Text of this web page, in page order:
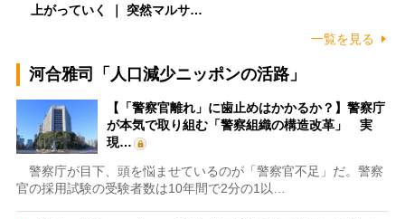
上がっていく ｜ 突然マルサ…
一覧を見る
河合雅司「人口減少ニッポンの活路」
【「警察官離れ」に歯止めはかかるか？】警察庁
が本気で取り組む「警察組織の構造改革」 実
現…
警察庁が目下、頭を悩ませているのが「警察官不足」だ。警察
官の採用試験の受験者数は10年間で2分の1以…